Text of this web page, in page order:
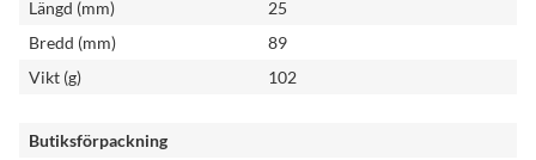
Längd (mm)
25
Bredd (mm)
89
Vikt (g)
102
Butiksförpackning